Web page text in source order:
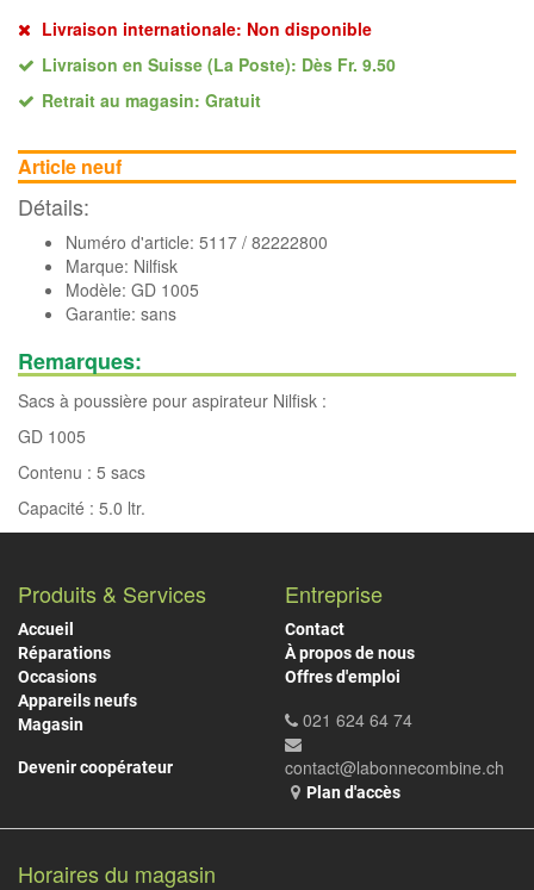
Livraison internationale: Non disponible
Livraison en Suisse (La Poste): Dès Fr. 9.50
Retrait au magasin: Gratuit
Article neuf
Détails:
Numéro d'article: 5117 / 82222800
Marque: Nilfisk
Modèle: GD 1005
Garantie: sans
Remarques:
Sacs à poussière pour aspirateur Nilfisk :
GD 1005
Contenu : 5 sacs
Capacité : 5.0 ltr.
Produits & Services
Accueil
Réparations
Occasions
Appareils neufs
Magasin
Devenir coopérateur
Entreprise
Contact
À propos de nous
Offres d'emploi
021 624 64 74
contact@labonnecombine.ch
Plan d'accès
Horaires du magasin